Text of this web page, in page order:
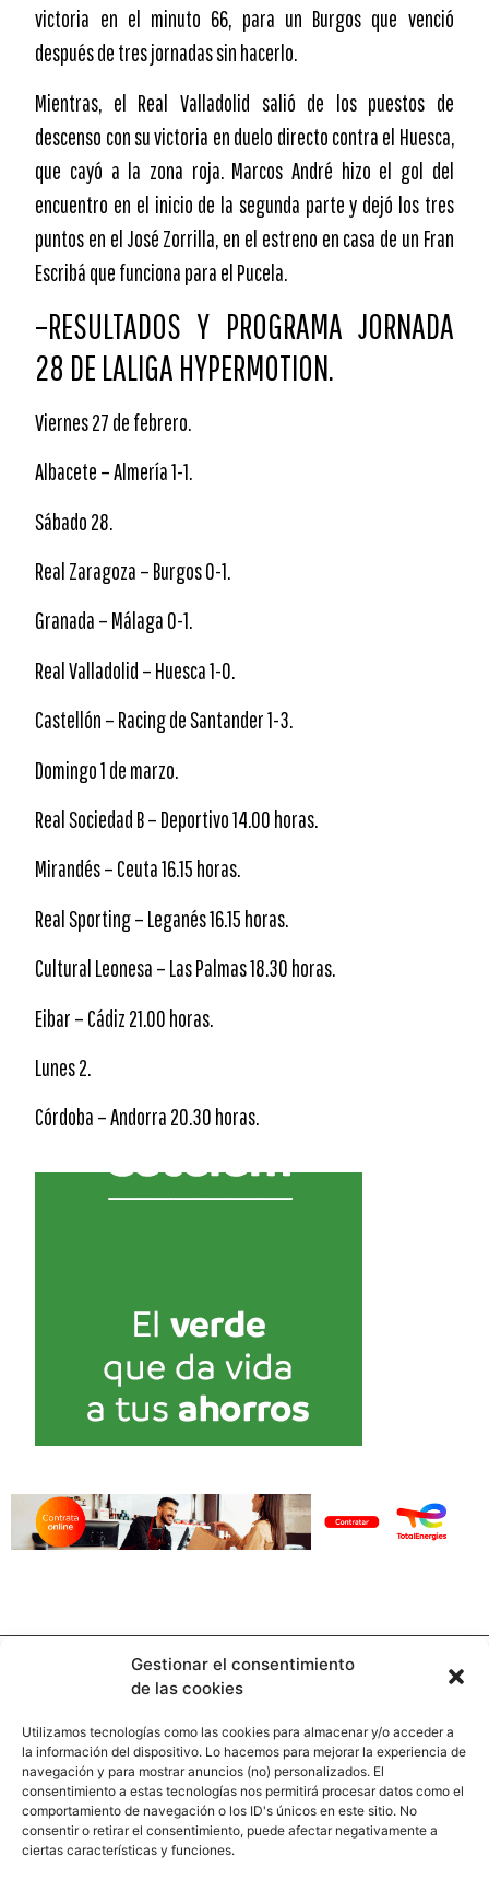
Gestionar el consentimiento
de las cookies
Utilizamos tecnologías como las cookies para almacenar y/o acceder a
la información del dispositivo. Lo hacemos para mejorar la experiencia de
navegación y para mostrar anuncios (no) personalizados. El
consentimiento a estas tecnologías nos permitirá procesar datos como el
comportamiento de navegación o los ID's únicos en este sitio. No
consentir o retirar el consentimiento, puede afectar negativamente a
ciertas características y funciones.
victoria en el minuto 66, para un Burgos que venció
después de tres jornadas sin hacerlo.
Mientras, el Real Valladolid salió de los puestos de
descenso con su victoria en duelo directo contra el Huesca,
que cayó a la zona roja. Marcos André hizo el gol del
encuentro en el inicio de la segunda parte y dejó los tres
puntos en el José Zorrilla, en el estreno en casa de un Fran
Escribá que funciona para el Pucela.
–RESULTADOS Y PROGRAMA JORNADA
28 DE LALIGA HYPERMOTION.
Viernes 27 de febrero.
Albacete – Almería 1-1.
Sábado 28.
Real Zaragoza – Burgos 0-1.
Granada – Málaga 0-1.
Real Valladolid – Huesca 1-0.
Castellón – Racing de Santander 1-3.
Domingo 1 de marzo.
Real Sociedad B – Deportivo 14.00 horas.
Mirandés – Ceuta 16.15 horas.
Real Sporting – Leganés 16.15 horas.
Cultural Leonesa – Las Palmas 18.30 horas.
Eibar – Cádiz 21.00 horas.
Lunes 2.
Córdoba – Andorra 20.30 horas.
Contacto
Calle Pinar, 5, 28006 Madrid
+34 91 745 58 38